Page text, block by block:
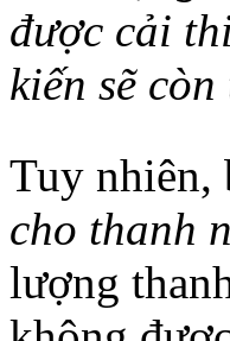
được cải
kiến ​​sẽ
Tuy nhiên,
cho thanh
lượng